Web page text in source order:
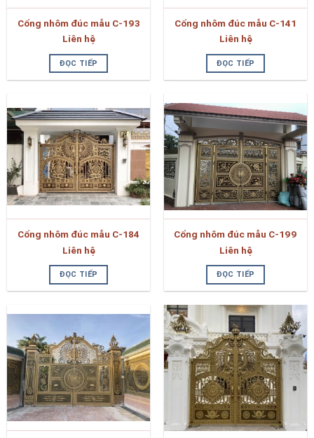
Cổng nhôm đúc mẫu C-193
Liên hệ
ĐỌC TIẾP
Cổng nhôm đúc mẫu C-141
Liên hệ
ĐỌC TIẾP
Cổng nhôm đúc mẫu C-184
Liên hệ
ĐỌC TIẾP
Cổng nhôm đúc mẫu C-199
Liên hệ
ĐỌC TIẾP